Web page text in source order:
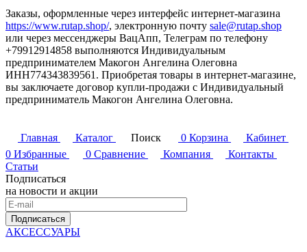
Заказы, оформленные через интерфейс интернет-магазина
https://www.rutap.shop/, электронную почту sale@rutap.shop
или через мессенджеры ВацАпп, Телеграм по телефону
+79912914858 выполняются Индивидуальным
предпринимателем Макогон Ангелина Олеговна
ИНН774343839561. Приобретая товары в интернет-магазине,
вы заключаете договор купли-продажи с Индивидуальный
предприниматель Макогон Ангелина Олеговна.
Главная Каталог Поиск 0 Корзина
Кабинет
0 Избранные 0 Сравнение Компания
Контакты
Статьи
Подписаться
на новости и акции
Подписаться
АКСЕССУАРЫ